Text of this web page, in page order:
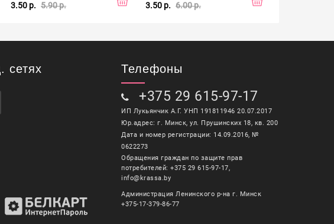
3.50 р. 5.90 р. 3.50 р. 6.00 р.
сетях Телефоны
+375 29 615-97-17
ИП Лукьянчик А.Г. УНП 191811946 20.07.2017
Юр.адрес: г. Минск, ул. Прушинских 18, кв. 200
Дата и номер регистрации: 14.09.2016, №
0622273
Обращения граждан по защите прав
потребителей: +375 29 615-97-17,
info@krassa.by
Администрация Ленинского р-на г. Минск
+375-17-379-86-77